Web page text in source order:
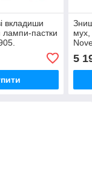
вкладиши
пастки
мух,
5